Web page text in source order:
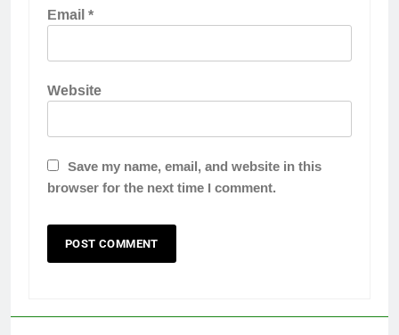
Email*
Website
Save my name, email, and website in this
browser for the next time I comment.